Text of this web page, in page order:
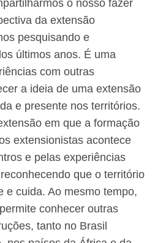
o nosso fazer
da extensão
pesquisando e
últimos anos. É uma
com outras
a ideia de uma extensão
e presente nos territórios.
em que a formação
extensionistas acontece
e pelas experiências
que o território
e cuida. Ao mesmo tempo,
conhecer outras
tanto no Brasil